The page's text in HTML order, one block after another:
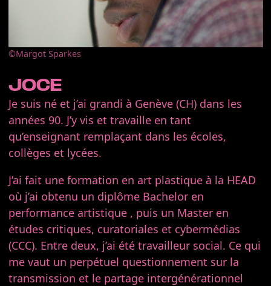
©Margot Sparkes
JOCE
Je suis né et j’ai grandi à Genève (CH) dans les
années 90. J’y vis et travaille en tant
qu’enseignant remplaçant dans les écoles,
collèges et lycées.
J’ai fait une formation en art plastique à la HEAD
où j’ai obtenu un diplôme Bachelor en
performance artistique , puis un Master en
études critiques, curatoriales et cybermédias
(CCC). Entre deux, j’ai été travailleur social. Ce qui
me vaut un perpétuel questionnement sur la
transmission et le partage intergénérationnel